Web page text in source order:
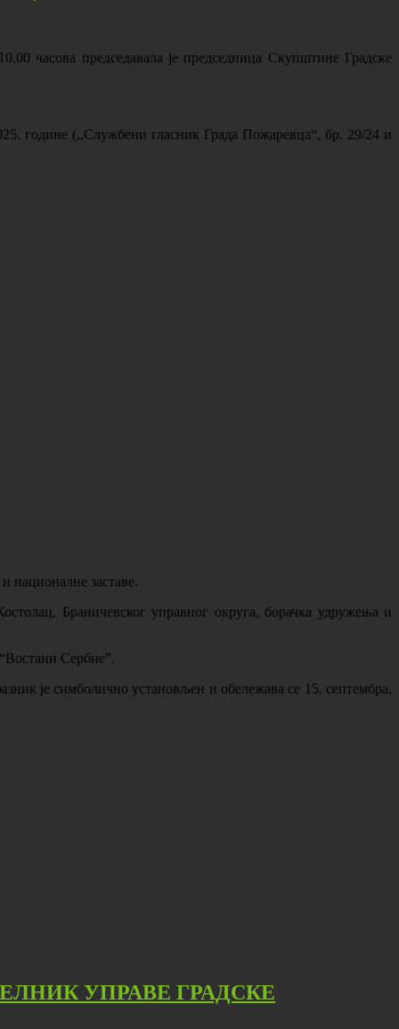
часова председавала је председница Скупштине Градске
године (,,Службени гласник Града Пожаревца“, бр. 29/24 и
националне заставе.
Браничевског управног округа, борачка удружења и
Сербие”.
је симболично установљен и обележава се 15. септембра,
УПРАВЕ ГРАДСКЕ